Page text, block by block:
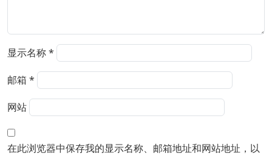
显示名称*
邮箱 *
网站
在此浏览器中保存我的显示名称、邮箱地址和网站地址，以